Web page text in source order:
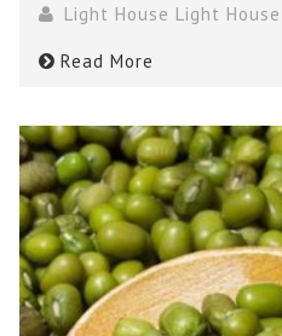
Light House Light House
Read More